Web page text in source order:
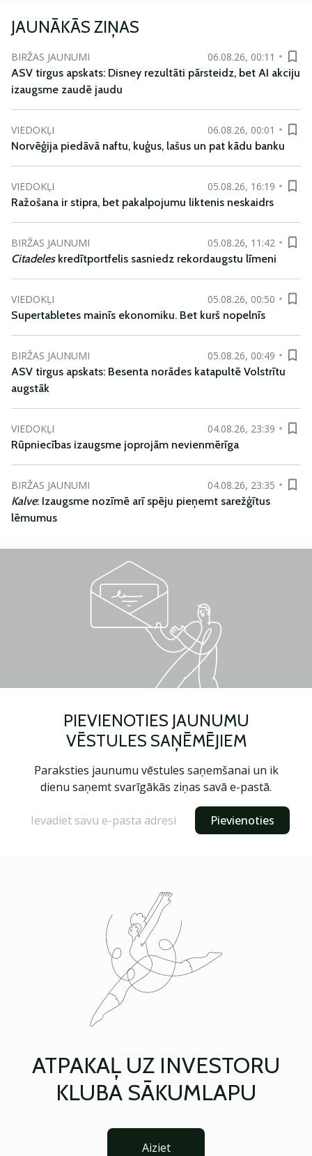
JAUNĀKĀS ZIŅAS
BIRŽAS JAUNUMI
06.08.26, 00:11
ASV tirgus apskats: Disney rezultāti pārsteidz, bet AI akciju
izaugsme zaudē jaudu
VIEDOKĻI
06.08.26, 00:01
Norvēģija piedāvā naftu, kuģus, lašus un pat kādu banku
VIEDOKĻI
05.08.26, 16:19
Ražošana ir stipra, bet pakalpojumu liktenis neskaidrs
BIRŽAS JAUNUMI
05.08.26, 11:42
Citadeleskredītportfelis sasniedz rekordaugstu līmeni
VIEDOKĻI
05.08.26, 00:50
Supertabletes mainīs ekonomiku. Bet kurš nopelnīs
BIRŽAS JAUNUMI
05.08.26, 00:49
ASV tirgus apskats: Besenta norādes katapultē Volstrītu
augstāk
VIEDOKĻI
04.08.26, 23:39
Rūpniecības izaugsme joprojām nevienmērīga
BIRŽAS JAUNUMI
04.08.26, 23:35
Kalve: Izaugsme nozīmē arī spēju pieņemt sarežģītus
lēmumus
PIEVIENOTIES JAUNUMU
VĒSTULES SAŅĒMĒJIEM
Paraksties jaunumu vēstules saņemšanai un ik
dienu saņemt svarīgākās ziņas savā e-pastā.
Pievienoties
ATPAKAĻ UZ INVESTORU
KLUBA SĀKUMLAPU
Aiziet